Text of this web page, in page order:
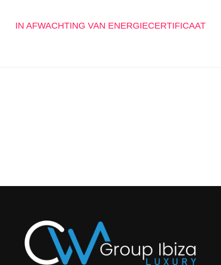
IN AFWACHTING VAN ENERGIECERTIFICAAT